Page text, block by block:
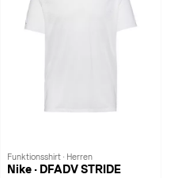
Funktionsshirt · Herren
Nike · DFADV STRIDE